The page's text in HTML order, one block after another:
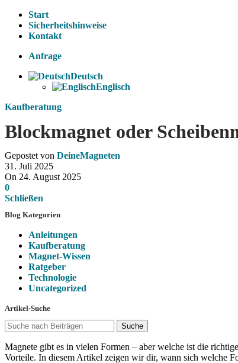
Start
Sicherheitshinweise
Kontakt
Anfrage
Deutsch
Englisch
Kaufberatung
Blockmagnet oder
Gepostet von DeineMagneten
31. Juli 2025
On 24. August 2025
0
Schließen
Blog Kategorien
Anleitungen
Kaufberatung
Magnet-Wissen
Ratgeber
Technologie
Uncategorized
Artikel-Suche
Suche
Magnete gibt es in vielen Formen – aber welche ist die
Vorteile. In diesem Artikel zeigen wir dir, wann sich welche